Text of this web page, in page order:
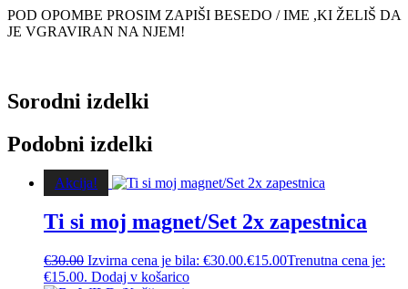
POD OPOMBE PROSIM ZAPIŠI BESEDO / IME ,KI ŽELIŠ DA
JE VGRAVIRAN NA NJEM!
Sorodni izdelki
Podobni izdelki
Akcija!
Ti si moj magnet/Set 2x zapestnica
€30.00 Izvirna cena je bila: €30.00.€15.00Trenutna cena je:
€15.00. Dodaj v košarico